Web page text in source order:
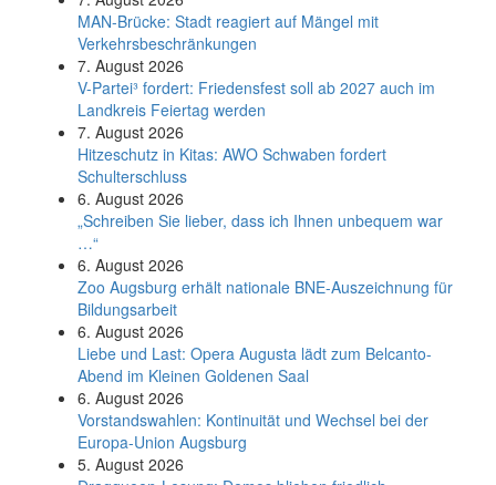
MAN-Brücke: Stadt reagiert auf Mängel mit
Verkehrsbeschränkungen
7. August 2026
V-Partei­³ fordert: Friedens­fest soll ab 2027 auch im
Land­kreis Feier­tag werden
7. August 2026
Hitzeschutz in Kitas: AWO Schwaben fordert
Schulterschluss
6. August 2026
„Schreiben Sie lieber, dass ich Ihnen unbequem war
…“
6. August 2026
Zoo Augsburg erhält nationale BNE-Auszeichnung für
Bildungsarbeit
6. August 2026
Liebe und Last: Opera Augusta lädt zum Belcanto-
Abend im Kleinen Goldenen Saal
6. August 2026
Vorstandswahlen: Kontinuität und Wechsel bei der
Europa-Union Augsburg
5. August 2026